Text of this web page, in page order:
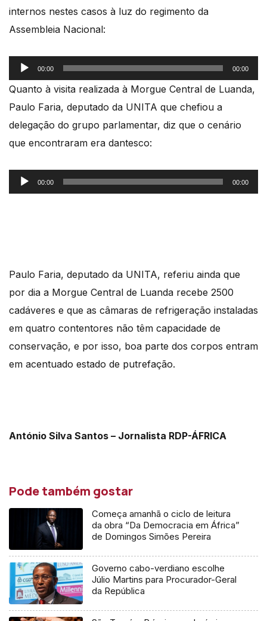
internos nestes casos à luz do regimento da
Assembleia Nacional:
Reprodutor
de
00:00 00:00
Quanto à visita realizada à Morgue Central de Luanda,
Paulo Faria, deputado da UNITA que chefiou a
delegação do grupo parlamentar, diz que o cenário
que encontraram era dantesco:
Reprodutor
de
00:00 00:00
Paulo Faria, deputado da UNITA, referiu ainda que
por dia a Morgue Central de Luanda recebe 2500
cadáveres e que as câmaras de refrigeração instaladas
em quatro contentores não têm capacidade de
conservação, e por isso, boa parte dos corpos entram
em acentuado estado de putrefação.
António Silva Santos – Jornalista RDP-ÁFRICA
Pode também gostar
Começa amanhã o ciclo de leitura
da obra “Da Democracia em África”
de Domingos Simões Pereira
Governo cabo-verdiano escolhe
Júlio Martins para Procurador-Geral
da República